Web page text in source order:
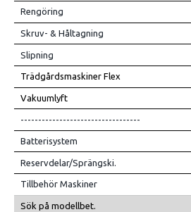
Rengöring
Skruv- & Håltagning
Slipning
Trädgårdsmaskiner Flex
Vakuumlyft
----------------------------------
Batterisystem
Reservdelar/Sprängski.
Tillbehör Maskiner
Sök på modellbet.